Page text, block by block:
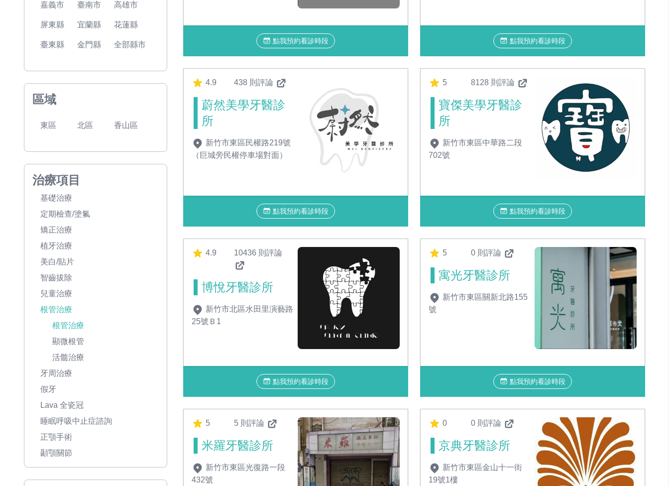
嘉義市 臺南市 高雄市
屏東縣 宜蘭縣 花蓮縣
臺東縣 金門縣 全部縣市
區域
東區 北區 香山區
治療項目
基礎治療
定期檢查/塗氟
矯正治療
植牙治療
美白/貼片
智齒拔除
兒童治療
根管治療
根管治療
顯微根管
活髓治療
牙周治療
假牙
Lava 全瓷冠
睡眠呼吸中止症諮詢
正顎手術
顳顎關節
點我預約看診時段 點我預約看診時段
4.9 438 則評論
蔚然美學牙醫診
所
新竹市東區民權路219號
（巨城旁民權停車場對面）
點我預約看診時段
5 8128 則評論
寶傑美學牙醫診
所
新竹市東區中華路二段
702號
點我預約看診時段
4.9 10436 則評論
博悅牙醫診所
新竹市北區水田里演藝路
25號Ｂ1
點我預約看診時段
5 0 則評論
寓光牙醫診所
新竹市東區關新北路155
號
點我預約看診時段
5 5 則評論
米羅牙醫診所
新竹市東區光復路一段
432號
0 0 則評論
京典牙醫診所
新竹市東區金山十一街
19號1樓